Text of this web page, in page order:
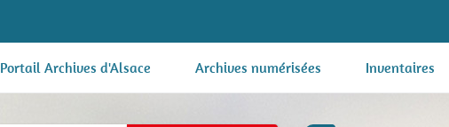
Portail Archives d'Alsace Archives numérisées Inventaires